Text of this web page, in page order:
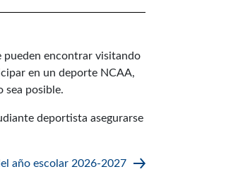
pueden encontrar visitando
en un deporte NCAA,
sea posible.
deportista asegurarse
año escolar 2026-2027